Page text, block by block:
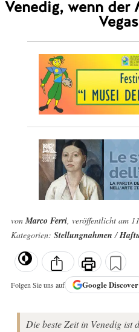
Venedig, wenn der
vonMarco Ferri, veröffentlicht am
Kategorien: Stellungnahmen/
Folgen Sie uns auf GoogleDiscover
Die beste Zeit in Venedig ist